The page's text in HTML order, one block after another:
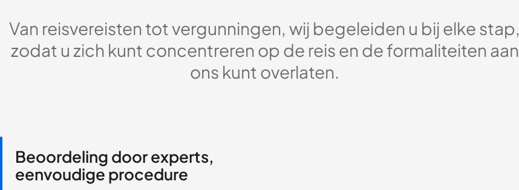
Van reisvereisten tot vergunningen, wij begeleiden u bij elke stap,
zodat u zich kunt concentreren op de reis en de formaliteiten aan
ons kunt overlaten.
Beoordeling door experts,
eenvoudige procedure